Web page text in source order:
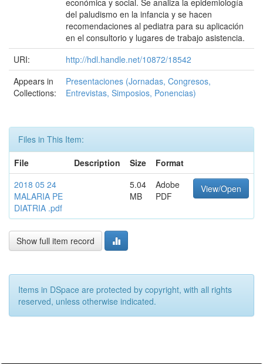
económica y social. Se analiza la epidemiología
del paludismo en la infancia y se hacen
recomendaciones al pediatra para su aplicación
en el consultorio y lugares de trabajo asistencia.
URI:
http://hdl.handle.net/10872/18542
Appears in
Collections:
Presentaciones (Jornadas, Congresos,
Entrevistas, Simposios, Ponencias)
Files in This Item:
File
Description Size
Format
2018 05 24
MALARIA PE
DIATRIA .pdf
5.04
MB
Adobe
PDF
View/Open
Show full item record
Items in DSpace are protected by copyright, with all rights
reserved, unless otherwise indicated.